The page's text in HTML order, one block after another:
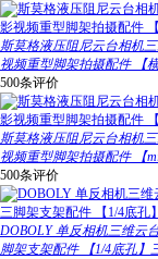
斯莫格液压阻尼云台相机
视频重型脚架拍摄配件 【
500条评价
斯莫格液压阻尼云台相机
视频重型脚架拍摄配件 【
500条评价
DOBOLY 单反相机三维云
脚架支架配件 【1/4底孔】